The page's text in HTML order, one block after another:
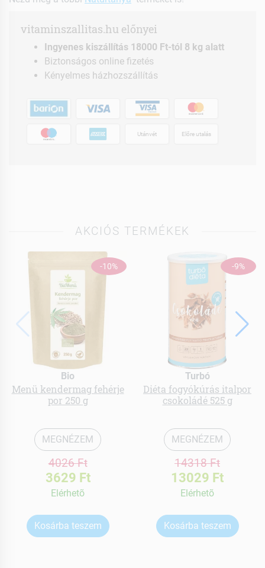
vitaminszallitas.hu előnyei
Ingyenes kiszállítás 18000 Ft-tól 8 kg alatt
Biztonságos online fizetés
Kényelmes házhozszállítás
Utánvét Előre utalás
AKCIÓS TERMÉKEK
-10%
Bio
Menü kendermag fehérje
por 250 g
MEGNÉZEM
4026 Ft
3629 Ft
Elérhetõ
Kosárba teszem
-9%
Turbó
Diéta fogyókúrás italpor
csokoládé 525 g
MEGNÉZEM
14318 Ft
13029 Ft
Elérhetõ
Kosárba teszem